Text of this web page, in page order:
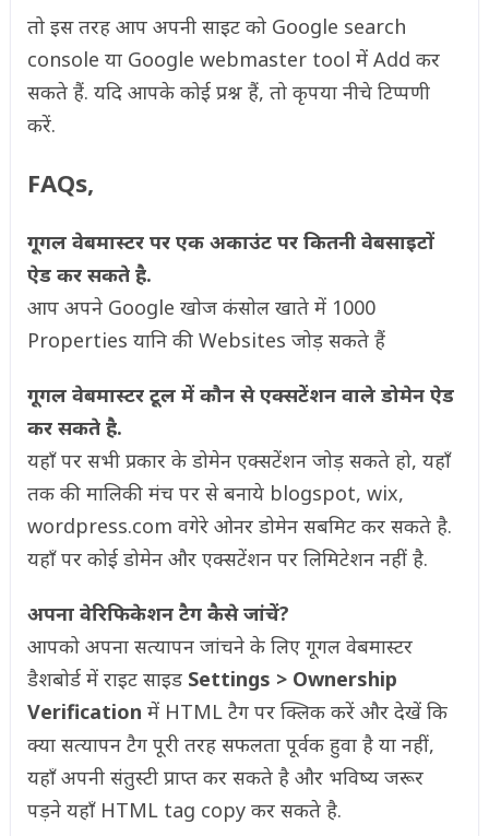
तो इस तरह आप अपनी साइट को Google search
console या Google webmaster tool में Add कर
सकते हैं. यदि आपके कोई प्रश्न हैं, तो कृपया नीचे टिप्पणी
करें.
FAQs,
गूगल वेबमास्टर पर एक अकाउंट पर कितनी वेबसाइटों
ऐड कर सकते है.
आप अपने Google खोज कंसोल खाते में 1000
Properties यानि की Websites जोड़ सकते हैं
गूगल वेबमास्टर टूल में कौन से एक्सटेंशन वाले डोमेन ऐड
कर सकते है.
यहाँ पर सभी प्रकार के डोमेन एक्सटेंशन जोड़ सकते हो, यहाँ
तक की मालिकी मंच पर से बनाये blogspot, wix,
wordpress.com वगेरे ओनर डोमेन सबमिट कर सकते है.
यहाँ पर कोई डोमेन और एक्सटेंशन पर लिमिटेशन नहीं है.
अपना वेरिफिकेशन टैग कैसे जांचें?
आपको अपना सत्यापन जांचने के लिए गूगल वेबमास्टर
डैशबोर्ड में राइट साइड Settings > Ownership
Verification में HTML टैग पर क्लिक करें और देखें कि
क्या सत्यापन टैग पूरी तरह सफलता पूर्वक हुवा है या नहीं,
यहाँ अपनी संतुस्टी प्राप्त कर सकते है और भविष्य जरूर
पड़ने यहाँ HTML tag copy कर सकते है.